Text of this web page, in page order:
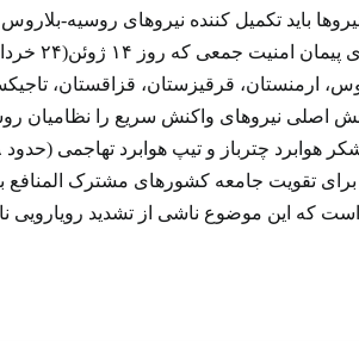
باید تکمیل کننده نیروهای روسیه-
امنیت
ارمنستان، قرقیزستان، قزاقستان،
اصلی نیروهای واکنش سریع را نظامیان
تقویت جامعه کشورهای مشترک المنافع
که این موضوع ناشی از تشدید رویارویی